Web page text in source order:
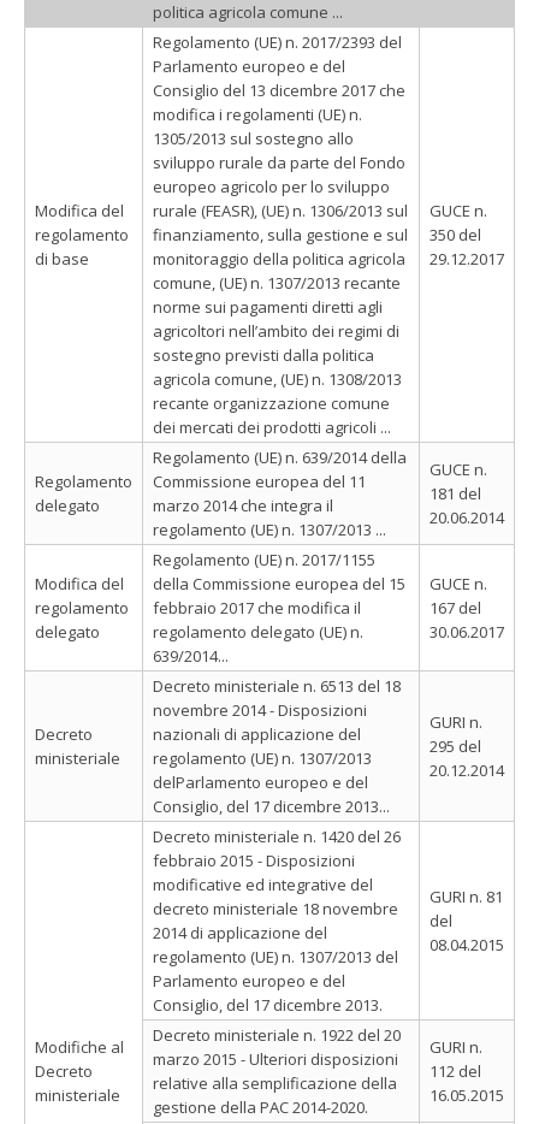
politica agricola comune ...
Modifica del
regolamento
di base
Regolamento (UE) n. 2017/2393 del
Parlamento europeo e del
Consiglio del 13 dicembre 2017 che
modifica i regolamenti (UE) n.
1305/2013 sul sostegno allo
sviluppo rurale da parte del Fondo
europeo agricolo per lo sviluppo
rurale (FEASR), (UE) n. 1306/2013 sul
finanziamento, sulla gestione e sul
monitoraggio della politica agricola
comune, (UE) n. 1307/2013 recante
norme sui pagamenti diretti agli
agricoltori nell’ambito dei regimi di
sostegno previsti dalla politica
agricola comune, (UE) n. 1308/2013
recante organizzazione comune
dei mercati dei prodotti agricoli ...
GUCE n.
350 del
29.12.2017
Regolamento
delegato
Regolamento (UE) n. 639/2014 della
Commissione europea del 11
marzo 2014 che integra il
regolamento (UE) n. 1307/2013 ...
GUCE n.
181 del
20.06.2014
Modifica del
regolamento
delegato
Regolamento (UE) n. 2017/1155
della Commissione europea del 15
febbraio 2017 che modifica il
regolamento delegato (UE) n.
639/2014...
GUCE n.
167 del
30.06.2017
Decreto
ministeriale
Decreto ministeriale n. 6513 del 18
novembre 2014 - Disposizioni
nazionali di applicazione del
regolamento (UE) n. 1307/2013
delParlamento europeo e del
Consiglio, del 17 dicembre 2013...
GURI n.
295 del
20.12.2014
Modifiche al
Decreto
ministeriale
Decreto ministeriale n. 1420 del 26
febbraio 2015 - Disposizioni
modificative ed integrative del
decreto ministeriale 18 novembre
2014 di applicazione del
regolamento (UE) n. 1307/2013 del
Parlamento europeo e del
Consiglio, del 17 dicembre 2013.
GURI n. 81
del
08.04.2015
Decreto ministeriale n. 1922 del 20
marzo 2015 - Ulteriori disposizioni
relative alla semplificazione della
gestione della PAC 2014-2020.
GURI n.
112 del
16.05.2015